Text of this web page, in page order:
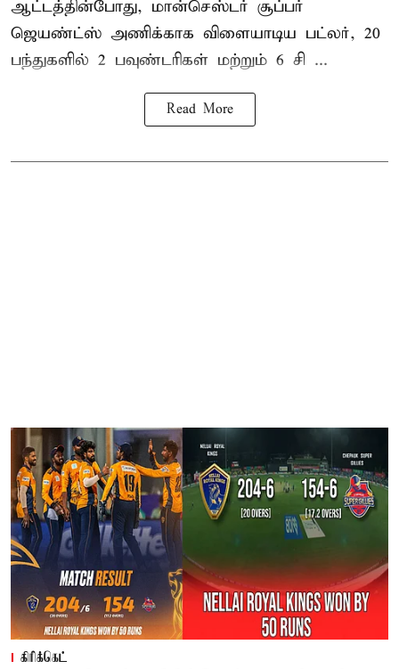
ஆட்டத்தின்போது, மான்செஸ்டர் சூப்பர்
ஜெயண்ட்ஸ் அணிக்காக விளையாடிய பட்லர், 20
பந்துகளில் 2 பவுண்டரிகள் மற்றும் 6 சி ...
Read More
கிரிக்கெட்